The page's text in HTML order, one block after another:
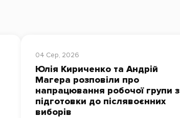
04 Сер, 2026
Юлія Кириченко та Андрій
Магера розповіли про
напрацювання робочої групи з
підготовки до післявоєнних
виборів